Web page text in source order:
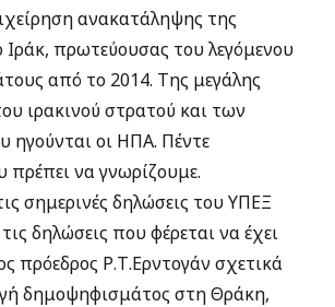
ανακατάληψης της
πρωτεύουσας του λεγόμενου
από το 2014. Της μεγάλης
ιρακινού στρατού και των
οι ΗΠΑ. Πέντε
να γνωρίζουμε.
σημερινές δηλώσεις του ΥΠΕΞ
δηλώσεις που φέρεται να έχει
πρόεδρος Ρ.Τ.Ερντογάν σχετικά
δημοψηφισμάτος στη Θράκη,